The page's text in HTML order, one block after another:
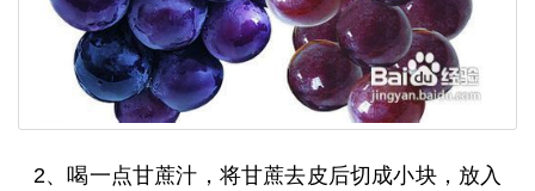
2、喝一点甘蔗汁，将甘蔗去皮后切成小块，放入